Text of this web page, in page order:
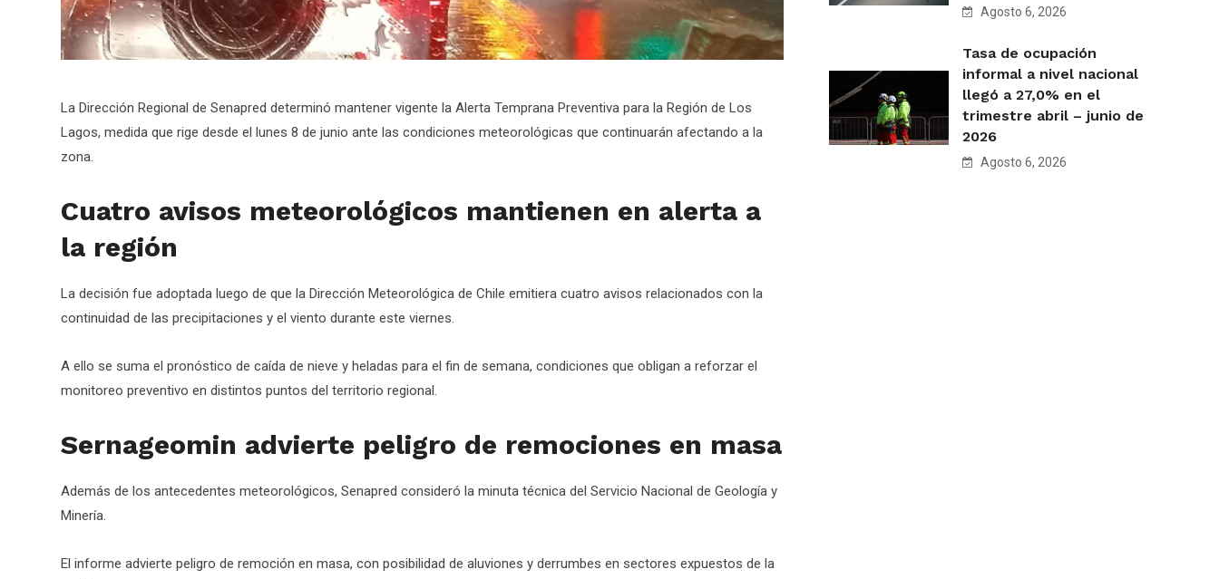
La Dirección Regional de Senapred determinó mantener vigente la Alerta Temprana Preventiva para la Región de Los
Lagos, medida que rige desde el lunes 8 de junio ante las condiciones meteorológicas que continuarán afectando a la
zona.
Cuatro avisos meteorológicos mantienen en alerta a
la región
La decisión fue adoptada luego de que la Dirección Meteorológica de Chile emitiera cuatro avisos relacionados con la
continuidad de las precipitaciones y el viento durante este viernes.
A ello se suma el pronóstico de caída de nieve y heladas para el fin de semana, condiciones que obligan a reforzar el
monitoreo preventivo en distintos puntos del territorio regional.
Sernageomin advierte peligro de remociones en masa
Además de los antecedentes meteorológicos, Senapred consideró la minuta técnica del Servicio Nacional de Geología y
Minería.
El informe advierte peligro de remoción en masa, con posibilidad de aluviones y derrumbes en sectores expuestos de la
Agosto 6, 2026
Tasa de ocupación
informal a nivel nacional
llegó a 27,0% en el
trimestre abril – junio de
2026
Agosto 6, 2026